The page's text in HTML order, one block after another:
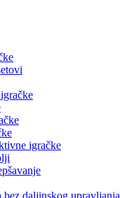
igračke
bez daljinskog upravljanja